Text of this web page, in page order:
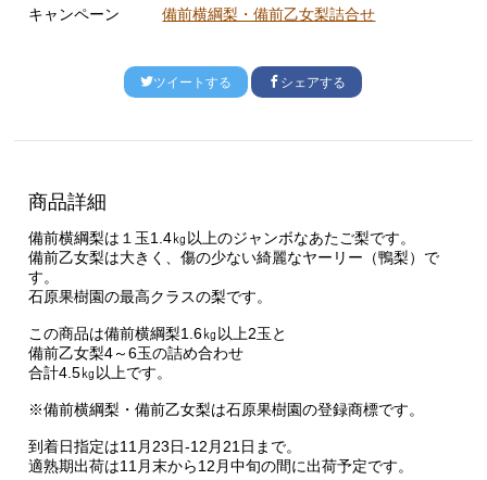
キャンペーン 備前横綱梨・備前乙女梨詰合せ
ツイートする シェアする
商品詳細
備前横綱梨は１玉1.4㎏以上のジャンボなあたご梨です。
備前乙女梨は大きく、傷の少ない綺麗なヤーリー（鴨梨）で
す。
石原果樹園の最高クラスの梨です。
この商品は備前横綱梨1.6㎏以上2玉と
備前乙女梨4～6玉の詰め合わせ
合計4.5㎏以上です。
※備前横綱梨・備前乙女梨は石原果樹園の登録商標です。
到着日指定は11月23日-12月21日まで。
適熟期出荷は11月末から12月中旬の間に出荷予定です。